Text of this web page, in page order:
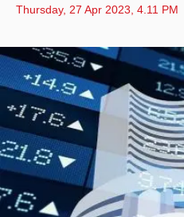
Thursday, 27 Apr 2023, 4.11 PM